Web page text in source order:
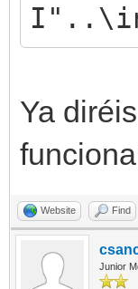
Ya
Website Find
Junior